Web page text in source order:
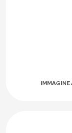
IMMAGINE